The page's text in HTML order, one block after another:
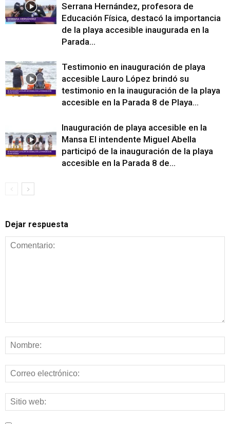
Serrana Hernández, profesora de
Educación Física, destacó la importancia
de la playa accesible inaugurada en la
Parada...
Testimonio en inauguración de playa
accesible Lauro López brindó su
testimonio en la inauguración de la playa
accesible en la Parada 8 de Playa...
Inauguración de playa accesible en la
Mansa El intendente Miguel Abella
participó de la inauguración de la playa
accesible en la Parada 8 de...
Dejar respuesta